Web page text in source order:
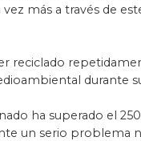
más a través de
reciclado
durante
ha superado el
un serio problema